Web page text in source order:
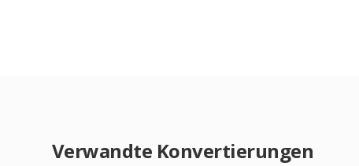
Verwandte Konvertierungen